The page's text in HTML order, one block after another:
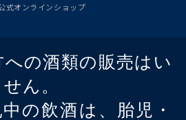
式オンラインショップ
の酒類の販売はい
ん。
の飲酒は、胎児・